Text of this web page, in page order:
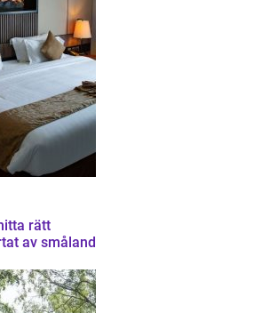
av småland